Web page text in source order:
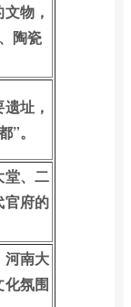
物，
陶瓷
址，
”。
堂、二
官府的
河南大
氛围